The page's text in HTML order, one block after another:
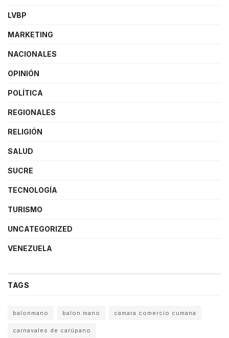
LVBP
MARKETING
NACIONALES
OPINIÓN
POLÍTICA
REGIONALES
RELIGIÓN
SALUD
SUCRE
TECNOLOGÍA
TURISMO
UNCATEGORIZED
VENEZUELA
TAGS
balonmano balon mano camara comercio cumana
carnavales de carúpano